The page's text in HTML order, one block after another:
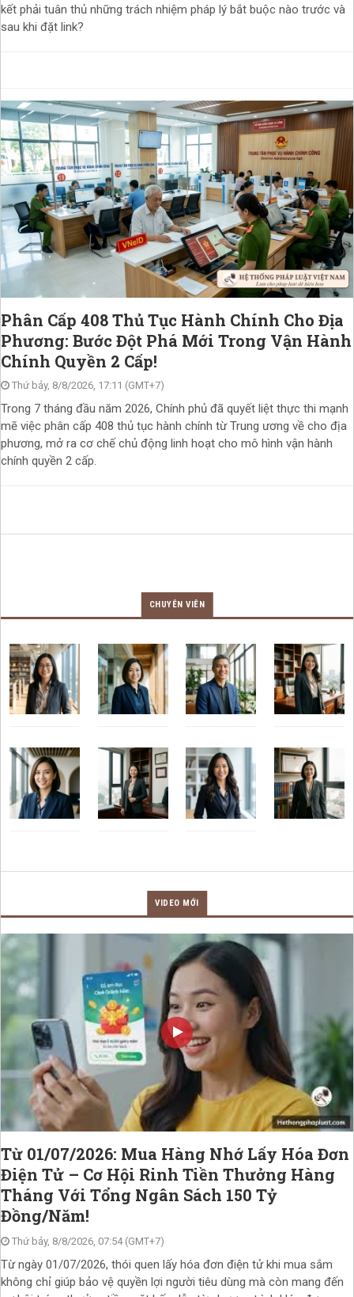
kết phải tuân thủ những trách nhiệm pháp lý bắt buộc nào trước và
sau khi đặt link?
Phân Cấp 408 Thủ Tục Hành Chính Cho Địa
Phương: Bước Đột Phá Mới Trong Vận Hành
Chính Quyền 2 Cấp!
Thứ bảy, 8/8/2026, 17:11 (GMT+7)
Trong 7 tháng đầu năm 2026, Chính phủ đã quyết liệt thực thi mạnh
mẽ việc phân cấp 408 thủ tục hành chính từ Trung ương về cho địa
phương, mở ra cơ chế chủ động linh hoạt cho mô hình vận hành
chính quyền 2 cấp.
CHUYÊN VIÊN
VIDEO MỚI
Từ 01/07/2026: Mua Hàng Nhớ Lấy Hóa Đơn
Điện Tử – Cơ Hội Rinh Tiền Thưởng Hàng
Tháng Với Tổng Ngân Sách 150 Tỷ
Đồng/Năm!
Thứ bảy, 8/8/2026, 07:54 (GMT+7)
Từ ngày 01/07/2026, thói quen lấy hóa đơn điện tử khi mua sắm
không chỉ giúp bảo vệ quyền lợi người tiêu dùng mà còn mang đến